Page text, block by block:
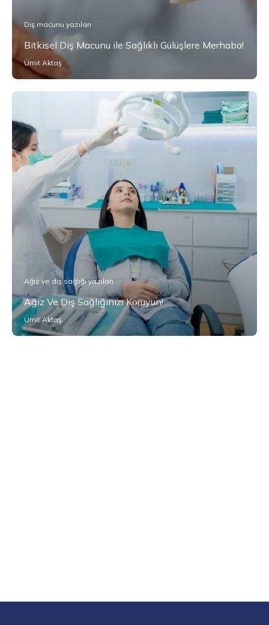
Diş macunu yazıları
Bitkisel Diş Macunu ile Sağlıklı Gülüşlere Merhaba!
Ümit Aktaş
Ağız ve diş sağlığı yazıları
Ağız Ve Diş Sağlığınızı Koruyun!
Ümit Aktaş